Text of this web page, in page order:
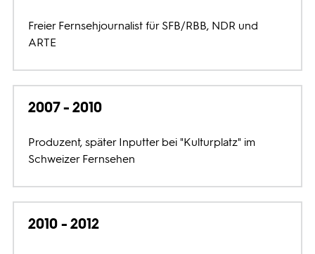
Freier Fernsehjournalist für SFB/RBB, NDR und
ARTE
2007 - 2010
Produzent, später Inputter bei "Kulturplatz" im
Schweizer Fernsehen
2010 - 2012